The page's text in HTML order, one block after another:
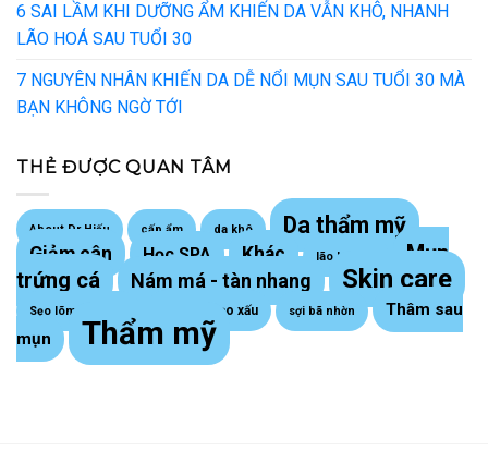
6 SAI LẦM KHI DƯỠNG ẨM KHIẾN DA VẪN KHÔ, NHANH
LÃO HOÁ SAU TUỔI 30
7 NGUYÊN NHÂN KHIẾN DA DỄ NỔI MỤN SAU TUỔI 30 MÀ
BẠN KHÔNG NGỜ TỚI
THẺ ĐƯỢC QUAN TÂM
About Dr Hiếu cấp ẩm da khô Da thẩm mỹ
Giảm cân Học SPA Khác lão hoá da
Mụn
trứng cá
Nám má - tàn nhang Skin care
Sẹo lõm trứng cá Sẹo lồi - sẹo xấu sợi bã nhờn
Thâm sau
mụn
Thẩm mỹ